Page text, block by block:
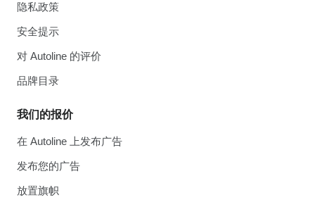
隐私政策
安全提示
对 Autoline 的评价
品牌目录
我们的报价
在 Autoline 上发布广告
发布您的广告
放置旗帜